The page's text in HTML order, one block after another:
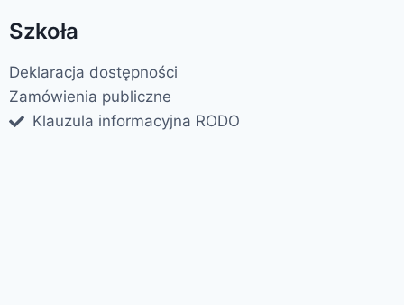
Szkoła
Deklaracja dostępności
Zamówienia publiczne
Klauzula informacyjna RODO